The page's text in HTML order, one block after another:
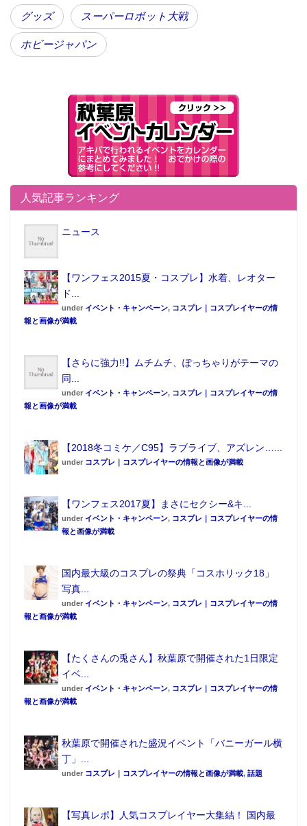
ド
いずれの商品も通販のみの販売。今後、ホビージャパ
SHOPにて注文を受け付ける予定だ。
商品概要
シャッテ・ジュードヴェステン
●価格／19,980円（税込）
●発売／2018年3月下旬発売予定
●サイズ／約縦500㎜×400㎜
本体重量約1,700g ジェル重量約1,300g 胸部分の厚
●素材／布（ポリエステル・ポリウレタン）、PUジェ
ル、PVC
●イラスト／渡邉 亘
シャッテ・ジュードヴェステン
●価格／12,960円（税込）
●発売／2018年3月下旬発売予定
※抱き枕本体は付属いたしません。
●素材／ライクトロン（2wayトリコット）
●イラスト／渡邉 亘
©SRWOG PROJECT
グッズ スーパーロボット大戦
ホビージャパン
人気記事ランキング
ニュース
【ワンフェス2015夏・コスプレ】水着、レオター
ド...
under イベント・キャンペーン, コスプレ｜コスプレイヤーの情
報と画像が満載
【さらに強力!!】ムチムチ、ぽっちゃりがテーマの
同...
under イベント・キャンペーン, コスプレ｜コスプレイヤーの情
報と画像が満載
【2018冬コミケ／C95】ラブライブ、アズレン…...
under コスプレ｜コスプレイヤーの情報と画像が満載
【ワンフェス2017夏】まさにセクシー&キ...
under イベント・キャンペーン, コスプレ｜コスプレイヤーの情
報と画像が満載
国内最大級のコスプレの祭典「コスホリック18」
写真...
under イベント・キャンペーン, コスプレ｜コスプレイヤーの情
報と画像が満載
【たくさんの兎さん】秋葉原で開催された1日限定
イベ...
under イベント・キャンペーン, コスプレ｜コスプレイヤーの情
報と画像が満載
秋葉原で開催された盛況イベント「バニーガール横
丁」...
under コスプレ｜コスプレイヤーの情報と画像が満載, 話題
【写真レポ】人気コスプレイヤー大集結！ 国内最